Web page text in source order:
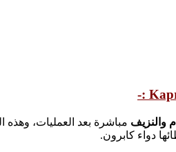
والنزيف مباشرة بعد العمليات،
دواء كابرون.